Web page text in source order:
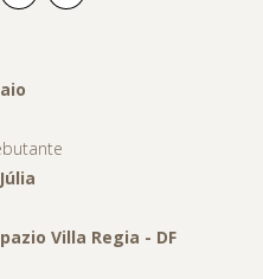
Villa Regia - DF